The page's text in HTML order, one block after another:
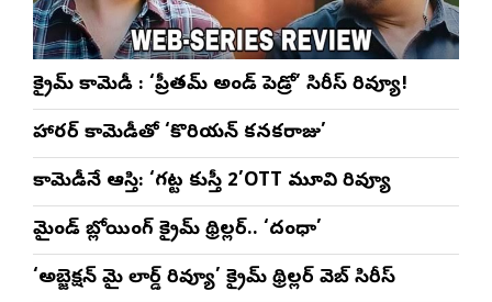
క్రైమ్ కామెడీ : ‘ప్రీతమ్ అండ్ పెడ్రో’ సిరీస్ రివ్యూ!
హారర్ కామెడీతో ‘కొరియన్ కనకరాజు’
కామెడీనే ఆస్తి: ‘గట్ట కుస్తీ 2’OTT మూవి రివ్యూ
మైండ్ బ్లోయింగ్ క్రైమ్ థ్రిల్లర్.. ‘దంధా’
‘అబ్జెక్ష‌న్ మై లార్డ్ రివ్యూ’ క్రైమ్ థ్రిల్ల‌ర్ వెబ్ సిరీస్